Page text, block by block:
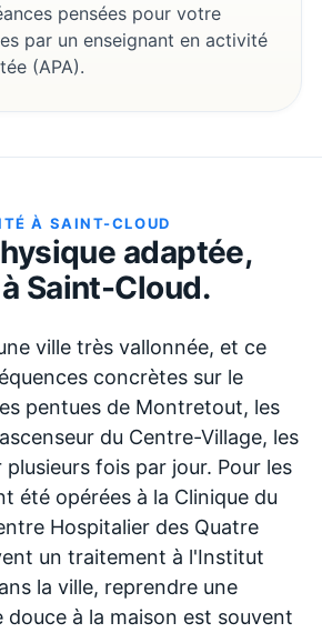
pensées pour votre
par un enseignant en activité
(APA).
À SAINT-CLOUD
adaptée,
Saint-Cloud.
ville très vallonnée, et ce
concrètes sur le
pentues de Montretout, les
du Centre-Village, les
plusieurs fois par jour. Pour les
été opérées à la Clinique du
Hospitalier des Quatre
un traitement à l'Institut
la ville, reprendre une
à la maison est souvent